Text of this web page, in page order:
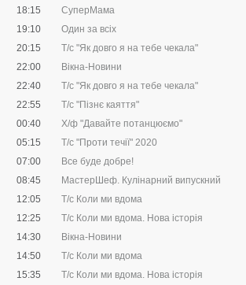
18:15
СуперМама
19:10
Один за всіх
20:15
Т/с "Як довго я на тебе чекала"
22:00
Вікна-Новини
22:40
Т/с "Як довго я на тебе чекала"
22:55
Т/с "Пізнє каяття"
00:40
Х/ф "Давайте потанцюємо"
05:15
Т/с "Проти течії" 2020
07:00
Все буде добре!
08:45
МастерШеф. Кулінарний випускний
12:05
Т/с Коли ми вдома
12:25
Т/с Коли ми вдома. Нова історія
14:30
Вікна-Новини
14:50
Т/с Коли ми вдома
15:35
Т/с Коли ми вдома. Нова історія